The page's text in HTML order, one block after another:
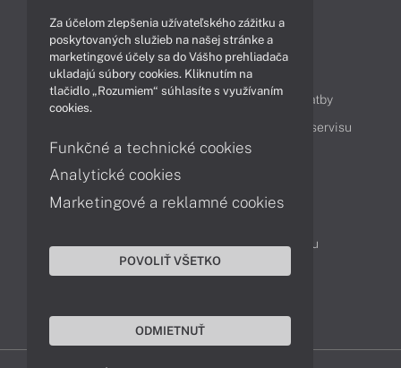
Obsah
Ako nakupovať
Možnosti doručenia a platby
Cenník servisu
Kontakty
Servisné oddelenie
Reklamácia tovaru
Za účelom zlepšenia užívateľského zážitku a
poskytovaných služieb na našej stránke a
marketingové účely sa do Vášho prehliadača
ukladajú súbory cookies. Kliknutím na
tlačidlo „Rozumiem“ súhlasíte s využívaním
cookies.
Funkčné a technické cookies
Analytické cookies
Marketingové a reklamné cookies
POVOLIŤ VŠETKO
ODMIETNUŤ